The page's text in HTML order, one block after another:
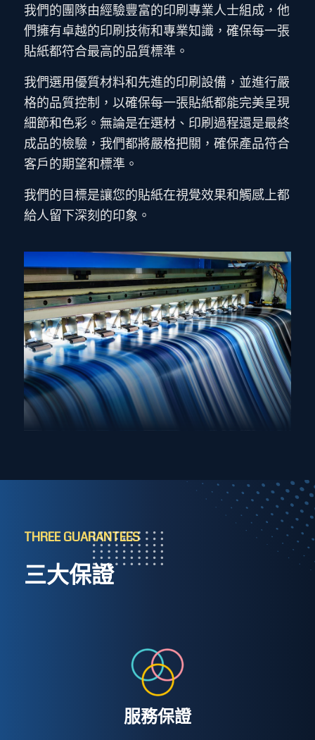
我們的團隊由經驗豐富的印刷專業人士組成，他
們擁有卓越的印刷技術和專業知識，確保每一張
貼紙都符合最高的品質標準。
我們選用優質材料和先進的印刷設備，並進行嚴
格的品質控制，以確保每一張貼紙都能完美呈現
細節和色彩。無論是在選材、印刷過程還是最終
成品的檢驗，我們都將嚴格把關，確保產品符合
客戶的期望和標準。
我們的目標是讓您的貼紙在視覺效果和觸感上都
給人留下深刻的印象。
THREE GUARANTEES
三大保證
服務保證